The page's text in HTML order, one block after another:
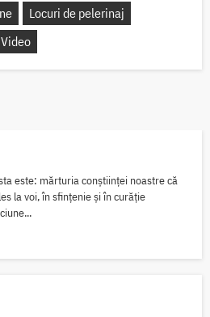
Locuri de pelerinaj
Video
este: mărturia conștiinței noastre că
la voi, în sfințenie și în curăție